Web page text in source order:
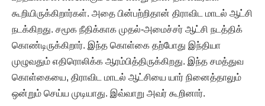
கூறியிருக்கிறார்கள். அதை பின்பற்றிதான் திராவிட மாடல் ஆட்சி
நடக்கிறது. சமூக நீதிக்காக முதல்-அமைச்சர் ஆட்சி நடத்திக்
கொண்டிருக்கிறார். இந்த கொள்கை தற்போது இந்தியா
முழுவதும் எதிரொலிக்க ஆரம்பித்திருக்கிறது. இந்த சமத்துவ
கொள்கையை, திராவிட மாடல் ஆட்சியை யார் நினைத்தாலும்
ஒன்றும் செய்ய முடியாது. இவ்வாறு அவர் கூறினார்.